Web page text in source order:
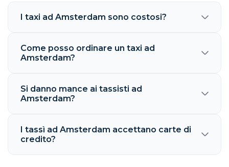
I taxi ad Amsterdam sono costosi?
Come posso ordinare un taxi ad
Amsterdam?
Si danno mance ai tassisti ad
Amsterdam?
I tassì ad Amsterdam accettano carte di
credito?